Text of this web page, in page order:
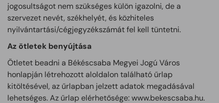
jogosultságot nem szükséges külön igazolni, de a
szervezet nevét, székhelyét, és közhiteles
nyilvántartási/cégjegyzékszámát fel kell tüntetni.
Az ötletek benyújtása
Ötletet beadni a Békéscsaba Megyei Jogú Város
honlapján létrehozott aloldalon található űrlap
kitöltésével, az űrlapban jelzett adatok megadásával
lehetséges. Az űrlap elérhetősége: www.bekescsaba.hu.